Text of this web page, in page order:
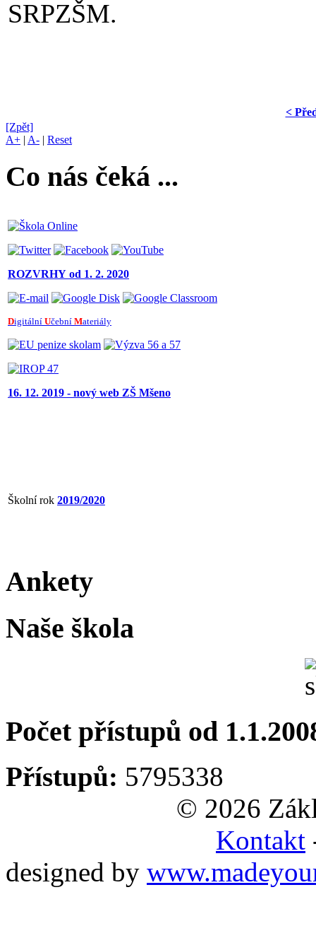
SRPZŠM.
<
[Zpět]
A+ | A- | Reset
Co nás čeká ...
ROZVRHY od 1. 2. 2020
Digitální Učební Materiály
16. 12. 2019 - nový web ZŠ Mšeno
Školní rok 2019/2020
Ankety
Naše škola
Počet přístupů od
Přístupů: 5795338
© 2026
Kontakt
designed by